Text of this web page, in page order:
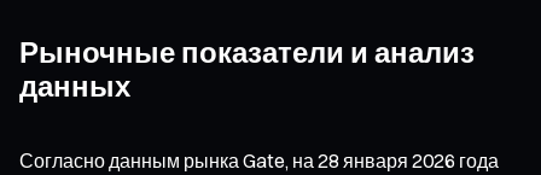
Рыночные показатели и анализ
данных
Согласно данным рынка Gate, на 28 января 2026 года